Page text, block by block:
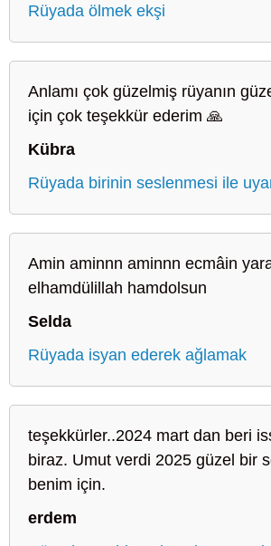
Rüyada ölmek ekşi
Anlamı çok güzelmiş rüyanın
için çok teşekkür ederim 🙏
Kübra
Rüyada birinin seslenmesi ile
Amin aminnn aminnn ecmâin
elhamdülillah hamdolsun
Selda
Rüyada isyan ederek ağlamak
teşekkürler..2024 mart dan beri
biraz. Umut verdi 2025 güzel bir
benim için.
erdem